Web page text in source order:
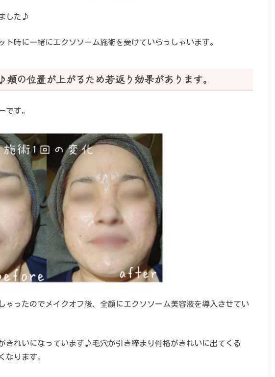
した♪
時に一緒にエクソソーム施術を受けていらっしゃいます。
の位置が上がるため若返り効果があります。
です。
ゃったのでメイクオフ後、全顔にエクソソーム美容液を導入させてい
きれいになっています♪毛穴が引き締まり骨格がきれいに出てくる
なります。